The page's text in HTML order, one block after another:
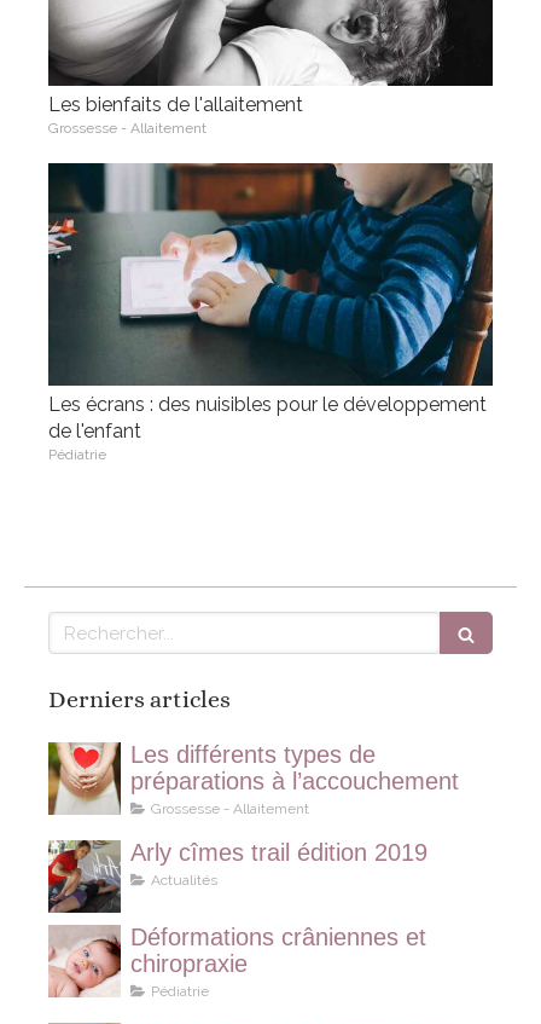
Les bienfaits de l'allaitement
Grossesse - Allaitement
Les écrans : des nuisibles pour le développement
de l'enfant
Pédiatrie
Rechercher
Derniers articles
Les différents types de
préparations à l’accouchement
Grossesse - Allaitement
Arly cîmes trail édition 2019
Actualités
Déformations crâniennes et
chiropraxie
Pédiatrie